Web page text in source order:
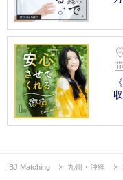
IBJ Matching 九州・沖縄